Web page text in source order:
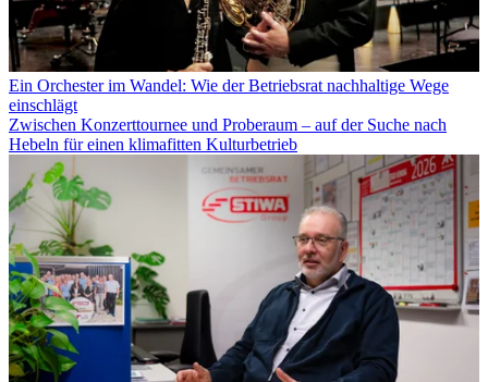
Ein Orchester im Wandel: Wie der Betriebsrat nachhaltige Wege
einschlägt
Zwischen Konzerttournee und Proberaum – auf der Suche nach
Hebeln für einen klimafitten Kulturbetrieb